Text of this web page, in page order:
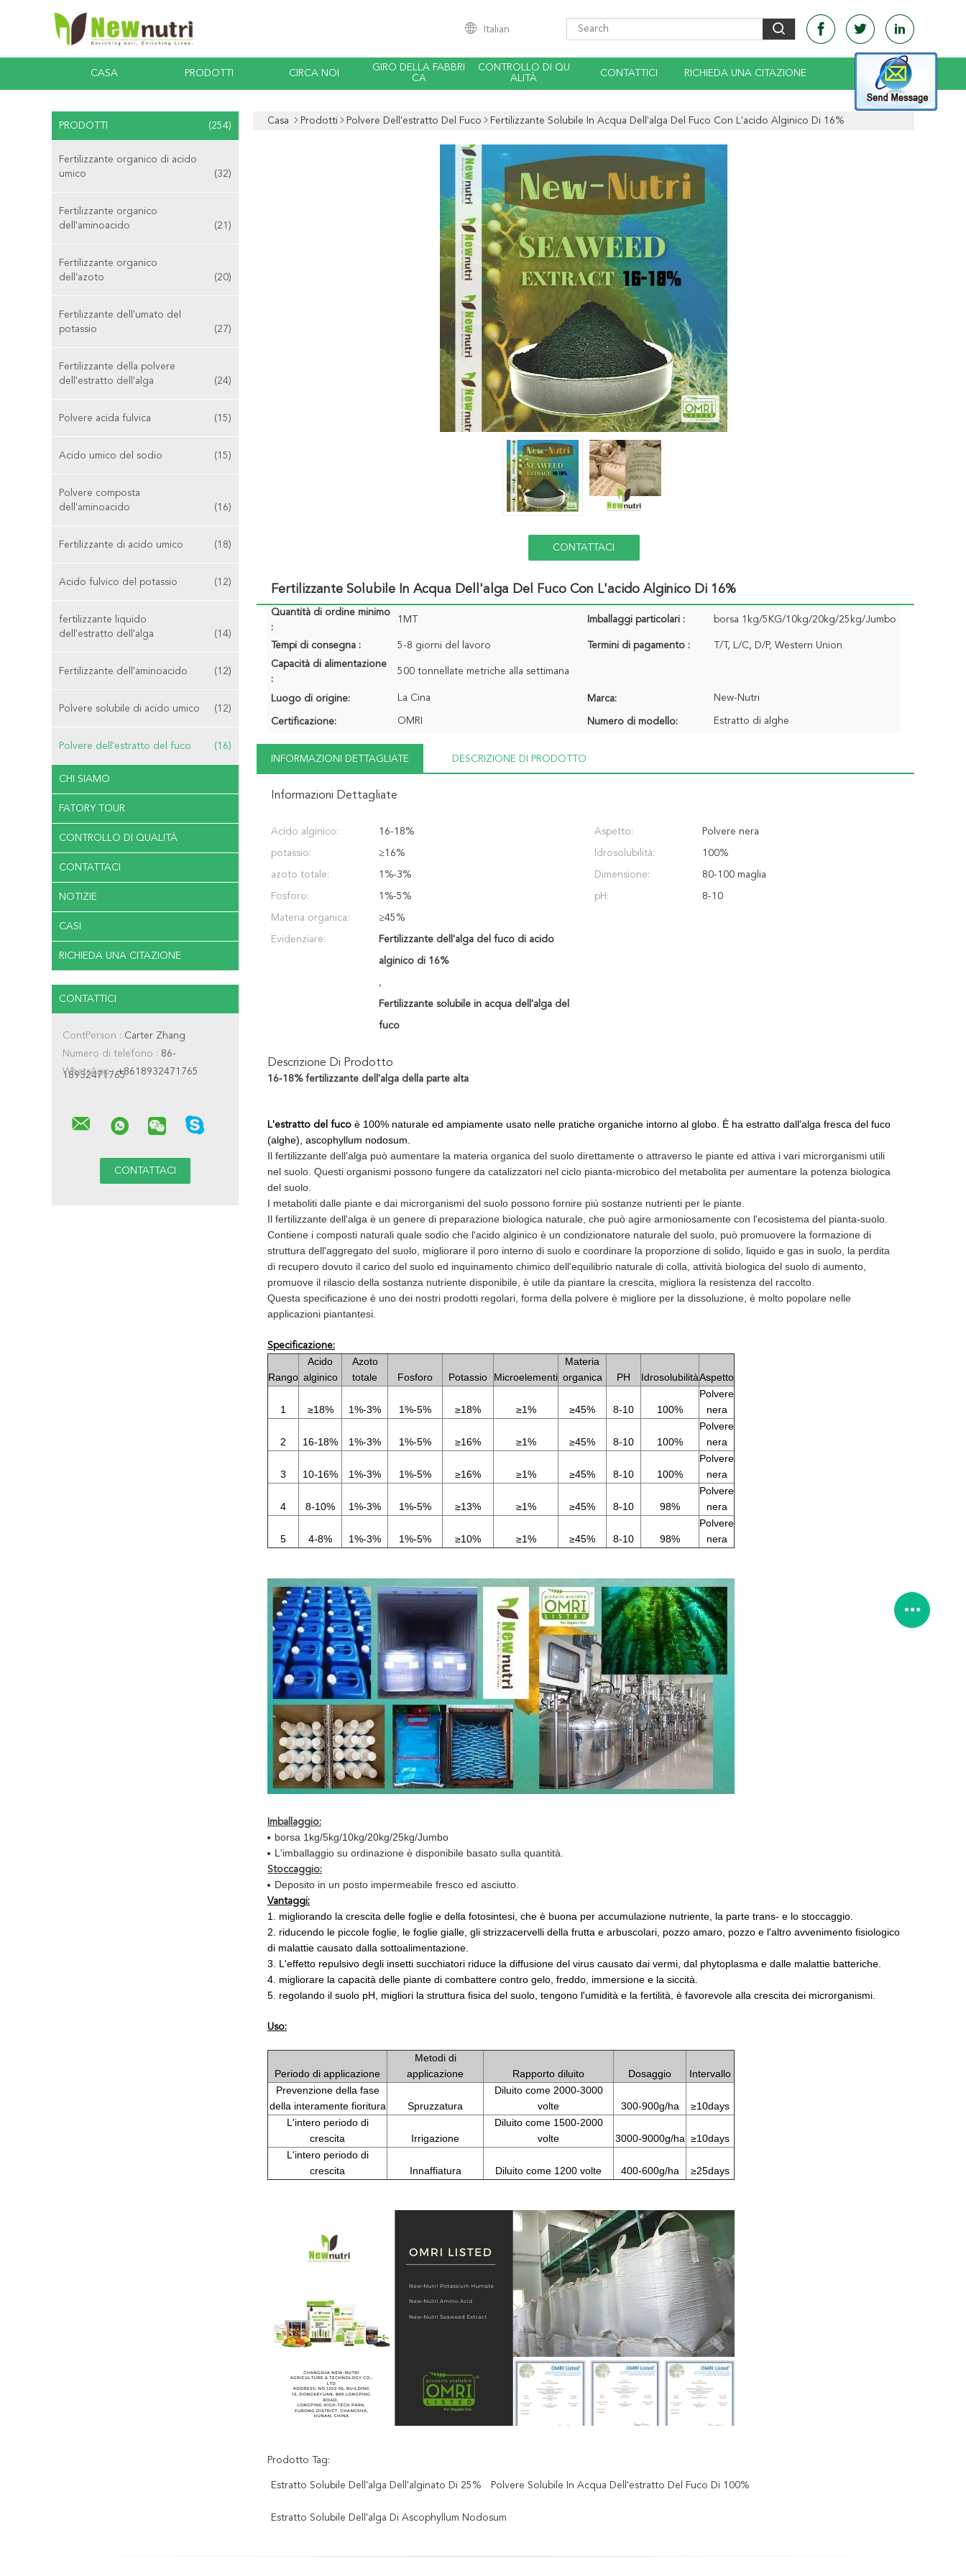
Italian
CASA PRODOTTI CIRCA NOI
GIRO DELLA FABBRI
CA
CONTROLLO DI QU
ALITÀ
CONTATTICI RICHIEDA UNA CITAZIONE
PRODOTTI (254)
Fertilizzante organico di acido
umico
(32)
Fertilizzante organico
dell'aminoacido
(21)
Fertilizzante organico
dell'azoto
(20)
Fertilizzante dell'umato del
potassio
(27)
Fertilizzante della polvere
dell'estratto dell'alga
(24)
Polvere acida fulvica (15)
Acido umico del sodio (15)
Polvere composta
dell'aminoacido
(16)
Fertilizzante di acido umico (18)
Acido fulvico del potassio (12)
fertilizzante liquido
dell'estratto dell'alga
(14)
Fertilizzante dell'aminoacido (12)
Polvere solubile di acido umico (12)
Polvere dell'estratto del fuco (16)
CHI SIAMO
FATORY TOUR
CONTROLLO DI QUALITÀ
CONTATTACI
NOTIZIE
CASI
RICHIEDA UNA CITAZIONE
CONTATTICI
ContPerson : Carter Zhang
Numero di telefono : 86-
18932471765
WhatsApp :+8618932471765
Casa Prodotti Polvere Dell'estratto Del Fuco Fertilizzante Solubile In Acqua Dell'alga Del Fuco Con L'acido Alginico Di 16%
CONTATTACI
Fertilizzante Solubile In Acqua Dell'alga Del Fuco Con L'acido Alginico Di 16%
Quantità di ordine minimo
:
1MT Imballaggi particolari : borsa 1kg/5KG/10kg/20kg/25kg/Jumbo
Tempi di consegna : 5-8 giorni del lavoro Termini di pagamento :
T/T, L/C, D/P, Western Union
Capacità di alimentazione
:
500 tonnellate metriche alla settimana
Luogo di origine: La Cina Marca: New-Nutri
Certificazione: OMRI Numero di modello: Estratto di alghe
INFORMAZIONI DETTAGLIATE DESCRIZIONE DI PRODOTTO
Informazioni Dettagliate
Acido alginico: 16-18% Aspetto: Polvere nera
potassio: ≥16% Idrosolubilità: 100%
azoto totale: 1%-3% Dimensione: 80-100 maglia
Fosforo: 1%-5% pH: 8-10
Materia organica: ≥45%
Evidenziare: Fertilizzante dell'alga del fuco di acido
alginico di 16%
,
Fertilizzante solubile in acqua dell'alga del
fuco
Descrizione Di Prodotto
16-18% fertilizzante dell'alga della parte alta
L'estratto del fuco è 100% naturale ed ampiamente usato nelle pratiche organiche intorno al globo. È ha estratto dall'alga fresca del fuco
(alghe), ascophyllum nodosum.
Il fertilizzante dell'alga può aumentare la materia organica del suolo direttamente o attraverso le piante ed attiva i vari microrganismi utili
nel suolo. Questi organismi possono fungere da catalizzatori nel ciclo pianta-microbico del metabolita per aumentare la potenza biologica
del suolo.
I metaboliti dalle piante e dai microrganismi del suolo possono fornire più sostanze nutrienti per le piante.
Il fertilizzante dell'alga è un genere di preparazione biologica naturale, che può agire armoniosamente con l'ecosistema del pianta-suolo.
Contiene i composti naturali quale sodio che l'acido alginico è un condizionatore naturale del suolo, può promuovere la formazione di
struttura dell'aggregato del suolo, migliorare il poro interno di suolo e coordinare la proporzione di solido, liquido e gas in suolo, la perdita
di recupero dovuto il carico del suolo ed inquinamento chimico dell'equilibrio naturale di colla, attività biologica del suolo di aumento,
promuove il rilascio della sostanza nutriente disponibile, è utile da piantare la crescita, migliora la resistenza del raccolto.
Questa specificazione è uno dei nostri prodotti regolari, forma della polvere è migliore per la dissoluzione, è molto popolare nelle
applicazioni piantantesi.
Specificazione:
Rango
Acido
alginico
Azoto
totale
Fosforo Potassio Microelementi
Materia
organica
PH IdrosolubilitàAspetto
1 ≥18% 1%-3% 1%-5% ≥18% ≥1% ≥45% 8-10 100%
Polvere
nera
2 16-18% 1%-3% 1%-5% ≥16% ≥1% ≥45% 8-10 100%
Polvere
nera
3 10-16% 1%-3% 1%-5% ≥16% ≥1% ≥45% 8-10 100%
Polvere
nera
4 8-10% 1%-3% 1%-5% ≥13% ≥1% ≥45% 8-10 98%
Polvere
nera
5 4-8% 1%-3% 1%-5% ≥10% ≥1% ≥45% 8-10 98%
Polvere
nera
Imballaggio:
borsa 1kg/5kg/10kg/20kg/25kg/Jumbo
L'imballaggio su ordinazione è disponibile basato sulla quantità.
Stoccaggio:
Deposito in un posto impermeabile fresco ed asciutto.
Vantaggi:
1. migliorando la crescita delle foglie e della fotosintesi, che è buona per accumulazione nutriente, la parte trans- e lo stoccaggio.
2. riducendo le piccole foglie, le foglie gialle, gli strizzacervelli della frutta e arbuscolari, pozzo amaro, pozzo e l'altro avvenimento fisiologico
di malattie causato dalla sottoalimentazione.
3. L'effetto repulsivo degli insetti succhiatori riduce la diffusione del virus causato dai vermi, dal phytoplasma e dalle malattie batteriche.
4. migliorare la capacità delle piante di combattere contro gelo, freddo, immersione e la siccità.
5. regolando il suolo pH, migliori la struttura fisica del suolo, tengono l'umidità e la fertilità, è favorevole alla crescita dei microrganismi.
Uso:
Periodo di applicazione
Metodi di
applicazione
Rapporto diluito Dosaggio
Intervallo
Prevenzione della fase
della interamente fioritura
Spruzzatura
Diluito come 2000-3000
volte
300-900g/ha
≥10days
L'intero periodo di
crescita
Irrigazione
Diluito come 1500-2000
volte
3000-9000g/ha ≥10days
L'intero periodo di
crescita
Innaffiatura Diluito come 1200 volte 400-600g/ha ≥25days
Prodotto Tag:
Estratto Solubile Dell'alga Dell'alginato Di 25% Polvere Solubile In Acqua Dell'estratto Del Fuco Di 100%
Estratto Solubile Dell'alga Di Ascophyllum Nodosum